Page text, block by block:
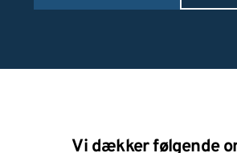
Vi dækker følgende